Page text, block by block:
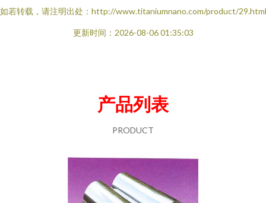
如若转载，请注明出处：http://www.titaniumnano.com/product/29.html
更新时间：2026-08-06 01:35:03
产品列表
PRODUCT